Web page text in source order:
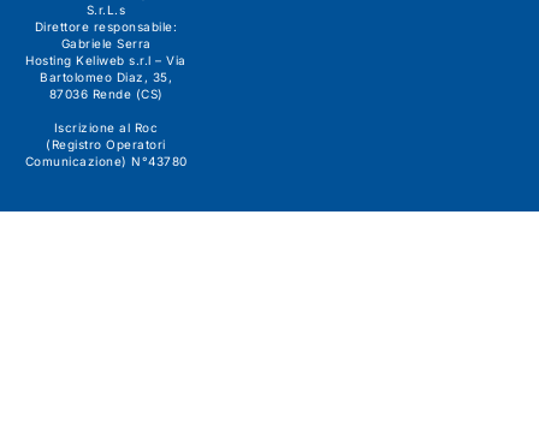
S.r.L.s
Direttore responsabile:
Gabriele Serra
Hosting Keliweb s.r.l – Via
Bartolomeo Diaz, 35,
87036 Rende (CS)
Iscrizione al Roc
(Registro Operatori
Comunicazione) N°43780